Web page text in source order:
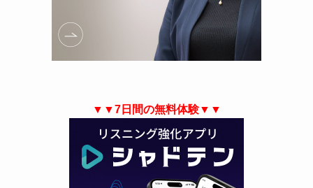
▼▼7日間の無料体験▼▼